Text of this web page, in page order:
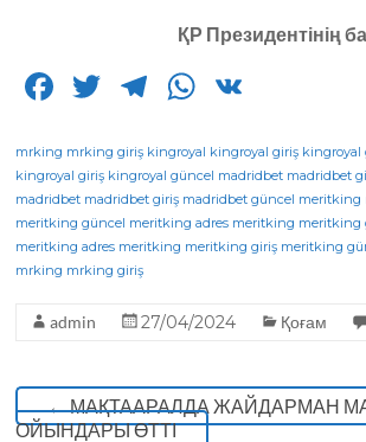
ҚР Президентінің
F
c
e
b
o
o
T
it
te
r
T
e
g
ra
W
a
ts
A
p
mrking mrking giriş kingroyal kingroyal giriş kingroyal
kingroyal giriş kingroyal güncel madridbet madridbet
madridbet madridbet giriş madridbet güncel meritking
meritking güncel meritking adres meritking meritking
meritking adres meritking meritking giriş meritking
mrking mrking giriş
admin 27/04/2024 Қоғам
←МАҚТААРАЛДА ЖАЙДАРМАН
ОЙЫНДАРЫ ӨТТІ